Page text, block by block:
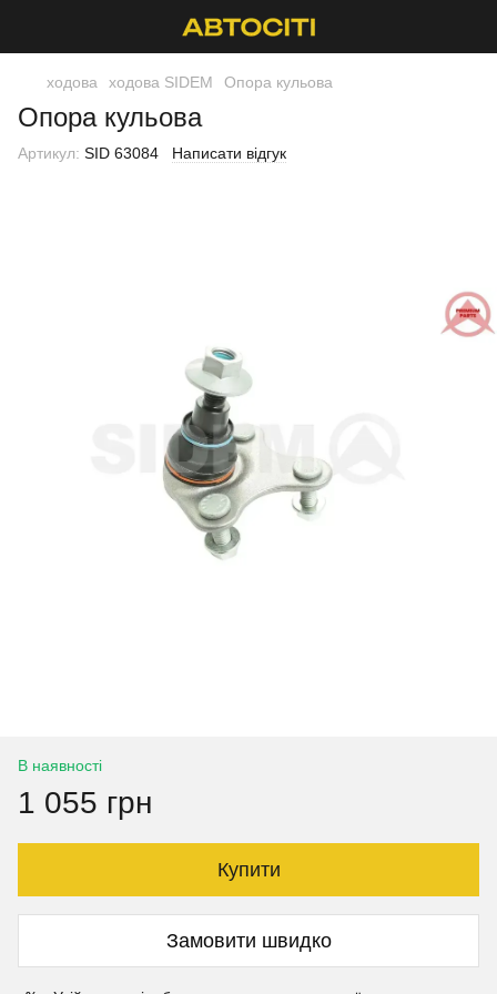
ходова ходова SIDEM Опора кульова
Опора кульова
Артикул: SID 63084 Написати відгук
В наявності
1 055 грн
Купити
Замовити швидко